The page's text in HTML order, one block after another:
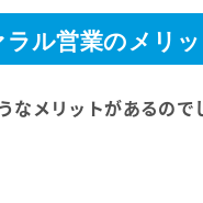
ル営業のメリッ
なメリットがあるの